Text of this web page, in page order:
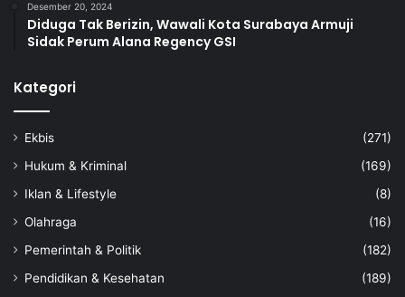
Desember 20, 2024
Diduga Tak Berizin, Wawali Kota Surabaya Armuji
Sidak Perum Alana Regency GSI
Kategori
Ekbis
(271)
Hukum & Kriminal
(169)
Iklan & Lifestyle
(8)
Olahraga
(16)
Pemerintah & Politik
(182)
Pendidikan & Kesehatan
(189)